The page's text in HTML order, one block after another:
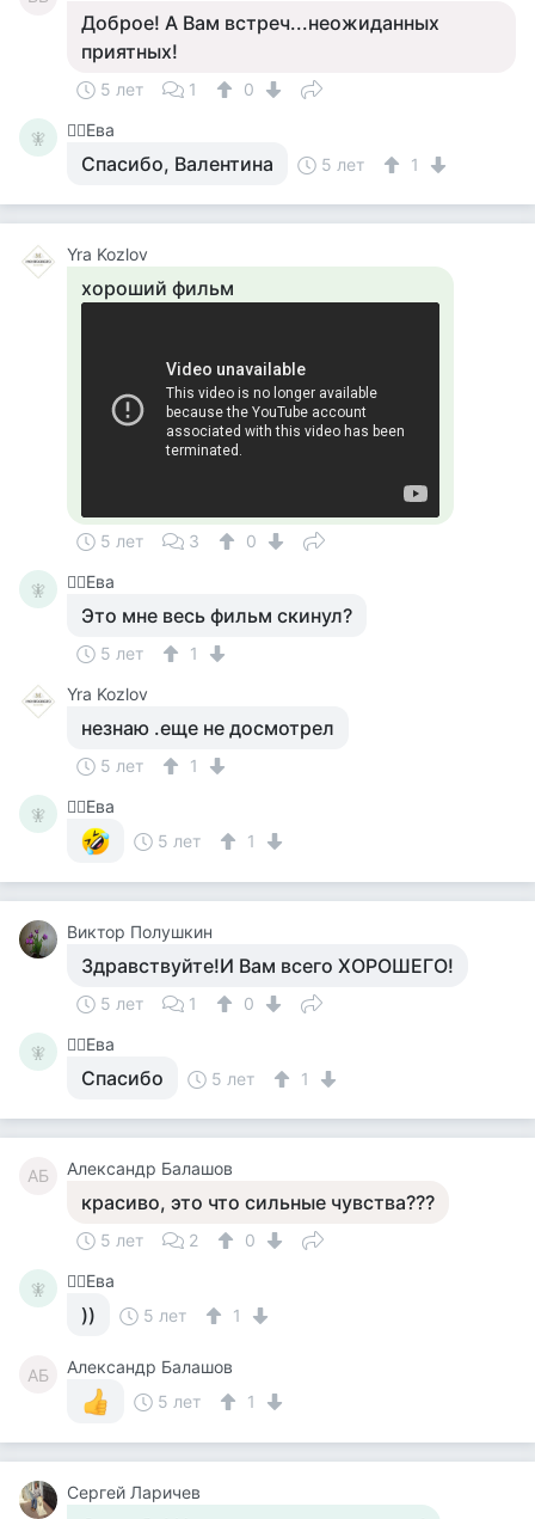
Доброе! А Вам встреч...неожиданных
приятных!
5 лет 1 0
🧚‍ 🧚‍♀️Ева
Спасибо, Валентина 5 лет 1
Yra Kozlov
хороший фильм
5 лет 3 0
🧚‍ 🧚‍♀️Ева
Это мне весь фильм скинул?
5 лет
1
Yra Kozlov
незнаю .еще не досмотрел
5 лет 1
🧚‍
🧚‍♀️Ева
5 лет
1
Виктор Полушкин
Здравствуйте!И Вам всего ХОРОШЕГО!
5 лет 1 0
🧚‍ 🧚‍♀️Ева
Спасибо 5 лет 1
АБ Александр Балашов
красиво, это что сильные чувства???
5 лет 2 0
🧚‍ 🧚‍♀️Ева
)) 5 лет 1
АБ
Александр Балашов
5 лет
1
Сергей Ларичев